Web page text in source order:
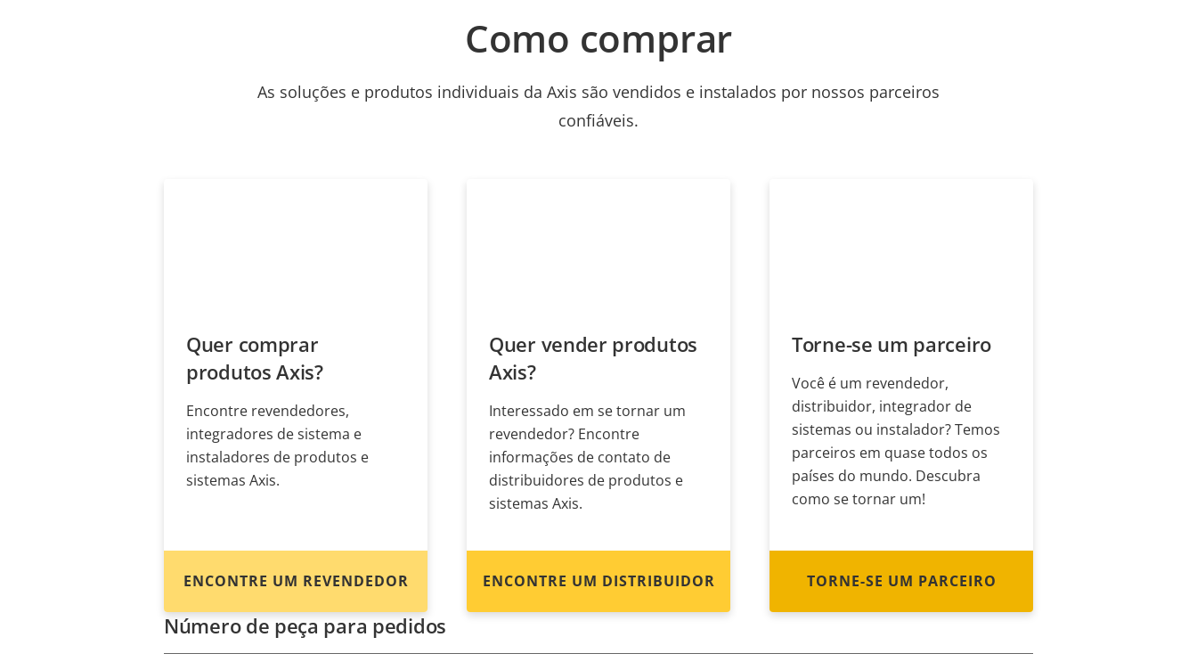
Como comprar
As soluções e produtos individuais da Axis são vendidos e instalados por nossos parceiros
confiáveis.
Quer comprar
produtos Axis?
Encontre revendedores,
integradores de sistema e
instaladores de produtos e
sistemas Axis.
ENCONTRE UM REVENDEDOR
Quer vender produtos
Axis?
Interessado em se tornar um
revendedor? Encontre
informações de contato de
distribuidores de produtos e
sistemas Axis.
ENCONTRE UM DISTRIBUIDOR
Torne-se um parceiro
Você é um revendedor,
distribuidor, integrador de
sistemas ou instalador? Temos
parceiros em quase todos os
países do mundo. Descubra
como se tornar um!
TORNE-SE UM PARCEIRO
Número de peça para pedidos